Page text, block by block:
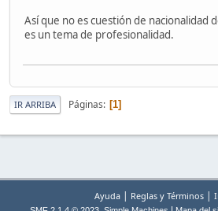
Así que no es cuestión de nacionalidad
es un tema de profesionalidad.
IR ARRIBA Páginas 1
Ayuda | Reglas y Términos |